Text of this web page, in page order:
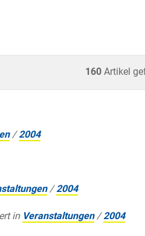
160 Artikel
/2004
/2004
in Veranstaltungen /2004